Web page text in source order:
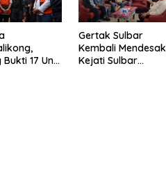
17 Unit
Gertak Sulbar
Kembali Mendesak
Kejati Sulbar